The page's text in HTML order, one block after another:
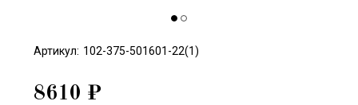
Артикул: 102-375-501601-22(1)
8610 ₽